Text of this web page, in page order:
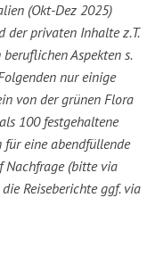
(Okt-Dez 2025)
der privaten Inhalte z.T.
Aspekten s.
nur einige
von der grünen Flora
100 festgehaltene
für eine abendfüllende
Nachfrage (bitte via
Reiseberichte ggf. via